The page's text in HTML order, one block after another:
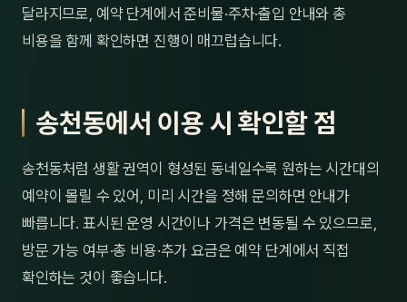
달라지므로, 예약 단계에서 준비물·주차·출입 안내와 총
비용을 함께 확인하면 진행이 매끄럽습니다.
송천동에서 이용 시 확인할 점
송천동처럼 생활 권역이 형성된 동네일수록 원하는 시간대의
예약이 몰릴 수 있어, 미리 시간을 정해 문의하면 안내가
빠릅니다. 표시된 운영 시간이나 가격은 변동될 수 있으므로,
방문 가능 여부·총 비용·추가 요금은 예약 단계에서 직접
확인하는 것이 좋습니다.